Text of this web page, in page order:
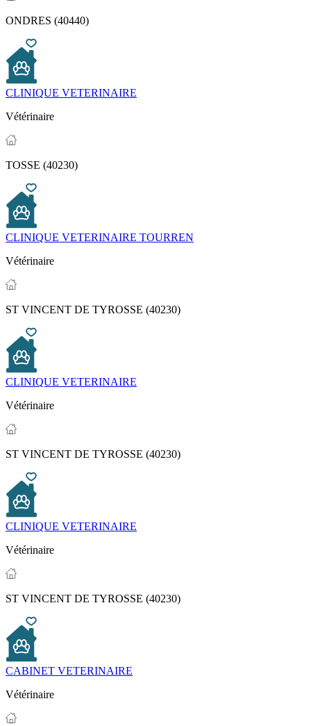
ONDRES (40440)
CLINIQUE VETERINAIRE
Vétérinaire
TOSSE (40230)
CLINIQUE VETERINAIRE TOURREN
Vétérinaire
ST VINCENT DE TYROSSE (40230)
CLINIQUE VETERINAIRE
Vétérinaire
ST VINCENT DE TYROSSE (40230)
CLINIQUE VETERINAIRE
Vétérinaire
ST VINCENT DE TYROSSE (40230)
CABINET VETERINAIRE
Vétérinaire